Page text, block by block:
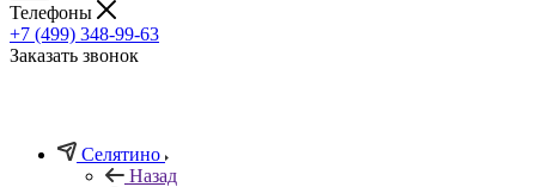
Телефоны
+7 (499) 348-99-63
Заказать звонок
Селятино
Назад